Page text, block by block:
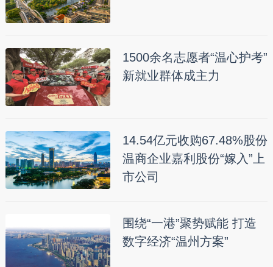
1500余名志愿者“温心护考”
新就业群体成主力
14.54亿元收购67.48%股份
温商企业嘉利股份“嫁入”上
市公司
围绕“一港”聚势赋能 打造
数字经济“温州方案”